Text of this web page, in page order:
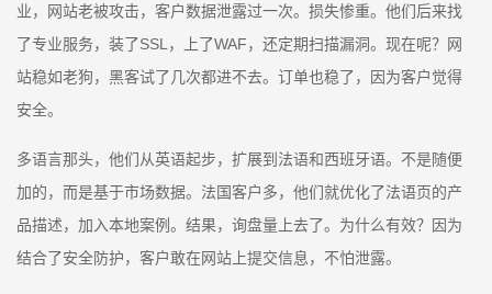
业，网站老被攻击，客户数据泄露过一次。损失惨重。他们后来找
了专业服务，装了SSL，上了WAF，还定期扫描漏洞。现在呢？网
站稳如老狗，黑客试了几次都进不去。订单也稳了，因为客户觉得
安全。
多语言那头，他们从英语起步，扩展到法语和西班牙语。不是随便
加的，而是基于市场数据。法国客户多，他们就优化了法语页的产
品描述，加入本地案例。结果，询盘量上去了。为什么有效？因为
结合了安全防护，客户敢在网站上提交信息，不怕泄露。